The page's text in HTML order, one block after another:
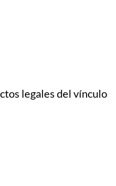
legales del vínculo